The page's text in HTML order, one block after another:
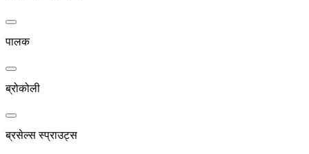
पालक
ब्रोकोली
ब्रसेल्स स्प्राउट्स